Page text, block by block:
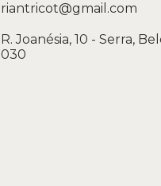
riantricot@gmail.com
R. Joanésia, 10 - Serra,
030